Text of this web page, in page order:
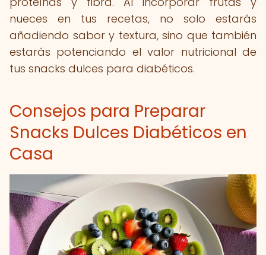
nueces en tus recetas, no solo estarás
añadiendo sabor y textura, sino que también
estarás potenciando el valor nutricional de
tus snacks dulces para diabéticos.
Consejos para Preparar
Snacks Dulces Diabéticos en
Casa